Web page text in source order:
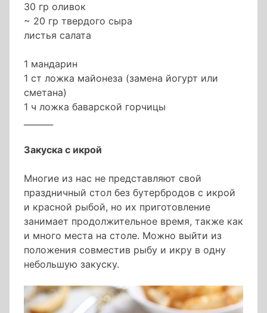
30 гр оливок
~ 20 гр твердого сыра
листья салата
1 мандарин
1 ст ложка майонеза (замена йогурт или
сметана)
1 ч ложка баварской горчицы
Закуска с икрой
Многие из нас не представляют свой
праздничный стол без бутербродов с икрой
и красной рыбой, но их приготовление
занимает продолжительное время, также как
и много места на столе. Можно выйти из
положения совместив рыбу и икру в одну
небольшую закуску.